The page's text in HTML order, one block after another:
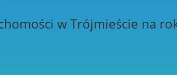
w Trójmieście na